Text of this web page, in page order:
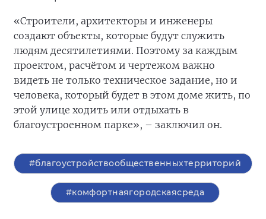
«Строители, архитекторы и инженеры
создают объекты, которые будут служить
людям десятилетиями. Поэтому за каждым
проектом, расчётом и чертежом важно
видеть не только техническое задание, но и
человека, который будет в этом доме жить, по
этой улице ходить или отдыхать в
благоустроенном парке», – заключил он.
#благоустройствообщественныхтерриторий
#комфортнаягородскаясреда